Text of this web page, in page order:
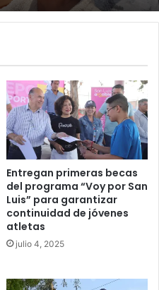
Entregan primeras becas
del programa “Voy por San
Luis” para garantizar
continuidad de jóvenes
atletas
julio 4, 2025